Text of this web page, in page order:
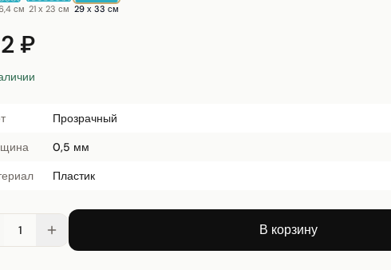
см 21 х 23 см 29 х 33 см
₽
Прозрачный
0,5 мм
Пластик
1 В корзину